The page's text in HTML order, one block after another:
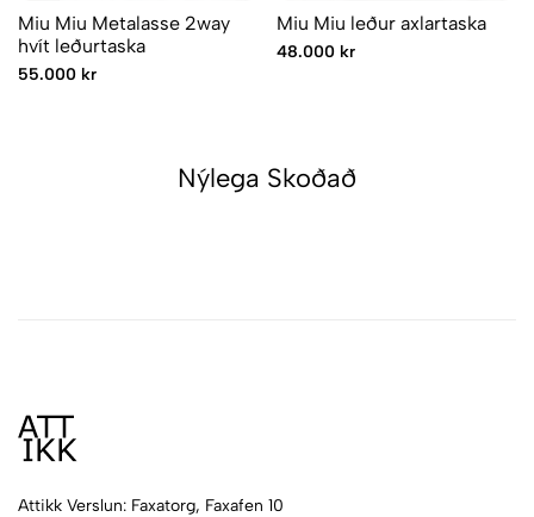
Miu Miu Metalasse 2way
hvít leðurtaska
55.000 kr
Miu Miu leður axlartaska
48.000 kr
Nýlega Skoðað
Attikk Verslun: Faxatorg, Faxafen 10